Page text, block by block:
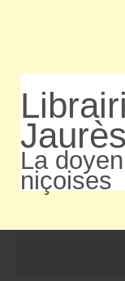
Jaurès
La
niçoises